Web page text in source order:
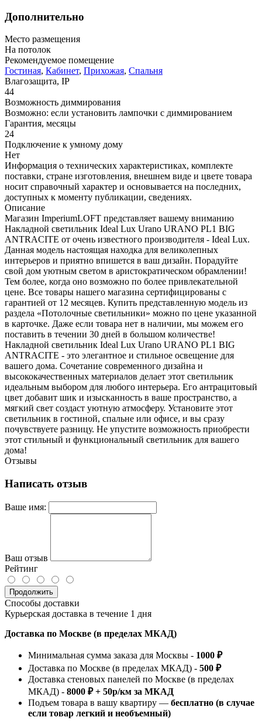
Дополнительно
Место размещения
На потолок
Рекомендуемое помещение
Гостиная, Кабинет, Прихожая, Спальня
Влагозащита, IP
44
Возможность диммирования
Возможно: если установить лампочки с диммированием
Гарантия, месяцы
24
Подключение к умному дому
Нет
Информация о технических характеристиках, комплекте
поставки, стране изготовления, внешнем виде и цвете товара
носит справочный характер и основывается на последних,
доступных к моменту публикации, сведениях.
Описание
Магазин ImperiumLOFT представляет вашему вниманию
Накладной светильник Ideal Lux Urano URANO PL1 BIG
ANTRACITE от очень известного производителя - Ideal Lux.
Данная модель настоящая находка для великолепных
интерьеров и приятно впишется в ваш дизайн. Порадуйте
свой дом уютным светом в аристократическом обрамлении!
Тем более, когда оно возможно по более привлекательной
цене. Все товары нашего магазина сертифицированы с
гарантией от 12 месяцев. Купить представленную модель из
раздела «Потолочные светильники» можно по цене указанной
в карточке. Даже если товара нет в наличии, мы можем его
поставить в течении 30 дней в большом количестве!
Накладной светильник Ideal Lux Urano URANO PL1 BIG
ANTRACITE - это элегантное и стильное освещение для
вашего дома. Сочетание современного дизайна и
высококачественных материалов делает этот светильник
идеальным выбором для любого интерьера. Его антрацитовый
цвет добавит шик и изысканность в ваше пространство, а
мягкий свет создаст уютную атмосферу. Установите этот
светильник в гостиной, спальне или офисе, и вы сразу
почувствуете разницу. Не упустите возможность приобрести
этот стильный и функциональный светильник для вашего
дома!
Отзывы
Написать отзыв
Ваше имя:
Ваш отзыв
Рейтинг
Продолжить
Способы доставки
Курьерская доставка в течение 1 дня
Доставка по Москве (в пределах МКАД)
Минимальная сумма заказа для Москвы - 1000 ₽
Доставка по Москве (в пределах МКАД) - 500 ₽
Доставка стеновых панелей по Москве (в пределах
МКАД) - 8000 ₽ + 50р/км за МКАД
Подъем товара в вашу квартиру — бесплатно (в случае
если товар легкий и необъемный)